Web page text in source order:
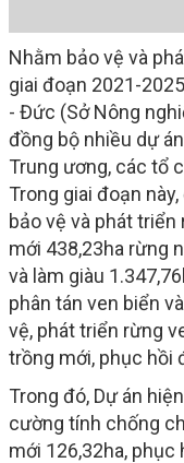
Nhằm bảo vệ và
giai đoạn 2021-
- Đức (Sở Nông
đồng bộ nhiều dự
Trung ương, các tổ
Trong giai đoạn
bảo vệ và phát
mới 438,23ha rừng
và làm giàu
phân tán ven biển
vệ, phát triển rừng
trồng mới, phục hồi
Trong đó, Dự án
cường tính chống
mới 126,32ha, phục